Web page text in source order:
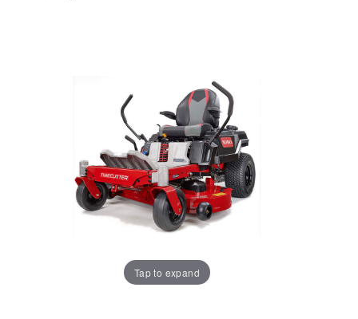
Tap to expand